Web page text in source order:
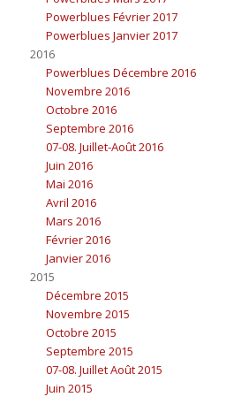
Powerblues Février 2017
Powerblues Janvier 2017
2016
Powerblues Décembre 2016
Novembre 2016
Octobre 2016
Septembre 2016
07-08. Juillet-Août 2016
Juin 2016
Mai 2016
Avril 2016
Mars 2016
Février 2016
Janvier 2016
2015
Décembre 2015
Novembre 2015
Octobre 2015
Septembre 2015
07-08. Juillet Août 2015
Juin 2015